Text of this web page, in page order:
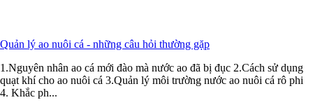
Quản lý ao nuôi cá - những câu hỏi thường gặp
1.Nguyên nhân ao cá mới đào mà nước ao đã bị đục 2.Cách sử dụng
quạt khí cho ao nuôi cá 3.Quản lý môi trường nước ao nuôi cá rô phi
4. Khắc ph...